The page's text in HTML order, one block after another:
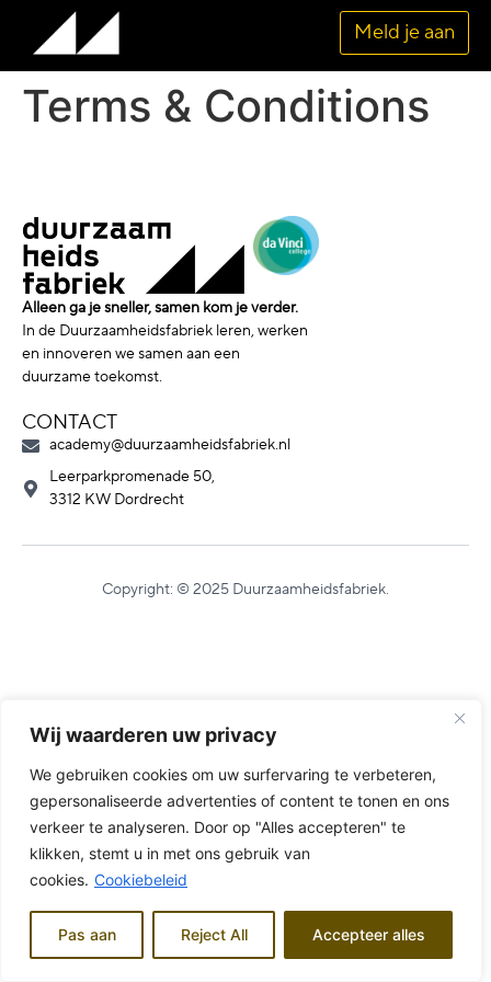
Wij waarderen uw privacy
We gebruiken cookies om uw surfervaring te verbeteren,
gepersonaliseerde advertenties of content te tonen en ons
verkeer te analyseren. Door op "Alles accepteren" te
klikken, stemt u in met ons gebruik van
cookies. Cookiebeleid
Pas aan Reject All Accepteer alles
Meld je aan
Terms & Conditions
Alleen ga je sneller, samen kom je verder.
In de Duurzaamheidsfabriek leren, werken
en innoveren we samen aan een
duurzame toekomst.
CONTACT
academy@duurzaamheidsfabriek.nl
Leerparkpromenade 50,
3312 KW Dordrecht
Copyright: © 2025 Duurzaamheidsfabriek.